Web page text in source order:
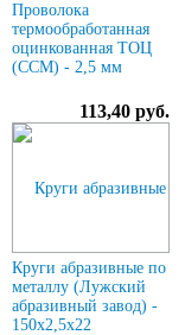
Проволока
термообработанная
оцинкованная ТОЦ
(ССМ) - 2,5 мм
113,40 руб.
Круги абразивные по
металлу (Лужский
абразивный завод) -
150х2,5х22